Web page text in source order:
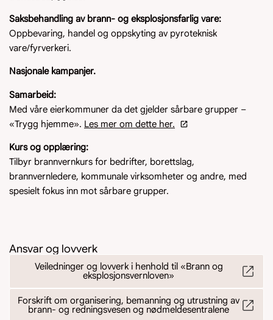
Saksbehandling av brann- og eksplosjonsfarlig vare:
Oppbevaring, handel og oppskyting av pyroteknisk
vare/fyrverkeri.
Nasjonale kampanjer.
Samarbeid:
Med våre eierkommuner da det gjelder sårbare grupper –
«Trygg hjemme». Les mer om dette her.
Kurs og opplæring:
Tilbyr brannvernkurs for bedrifter, borettslag,
brannvernledere, kommunale virksomheter og andre, med
spesielt fokus inn mot sårbare grupper.
Ansvar og lovverk
Veiledninger og lovverk i henhold til «Brann og
eksplosjonsvernloven»
Forskrift om organisering, bemanning og utrustning av
brann- og redningsvesen og nødmeldesentralene